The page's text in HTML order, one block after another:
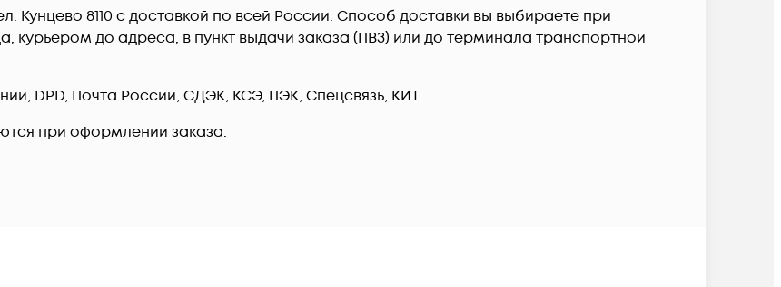
Кунцево 8110 c доставкой по всей России. Способ доставки вы выбираете при
курьером до адреса, в пункт выдачи заказа (ПВЗ) или до терминала транспортной
DPD, Почта России, СДЭК, КСЭ, ПЭК, Спецсвязь, КИТ.
при оформлении заказа.